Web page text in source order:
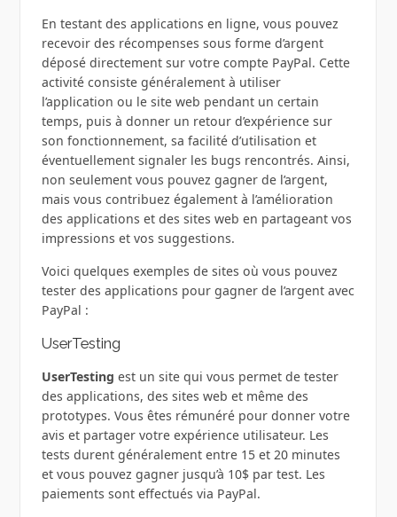
En testant des applications en ligne, vous pouvez
recevoir des récompenses sous forme d’argent
déposé directement sur votre compte PayPal. Cette
activité consiste généralement à utiliser
l’application ou le site web pendant un certain
temps, puis à donner un retour d’expérience sur
son fonctionnement, sa facilité d’utilisation et
éventuellement signaler les bugs rencontrés. Ainsi,
non seulement vous pouvez gagner de l’argent,
mais vous contribuez également à l’amélioration
des applications et des sites web en partageant vos
impressions et vos suggestions.
Voici quelques exemples de sites où vous pouvez
tester des applications pour gagner de l’argent avec
PayPal :
UserTesting
UserTesting est un site qui vous permet de tester
des applications, des sites web et même des
prototypes. Vous êtes rémunéré pour donner votre
avis et partager votre expérience utilisateur. Les
tests durent généralement entre 15 et 20 minutes
et vous pouvez gagner jusqu’à 10$ par test. Les
paiements sont effectués via PayPal.